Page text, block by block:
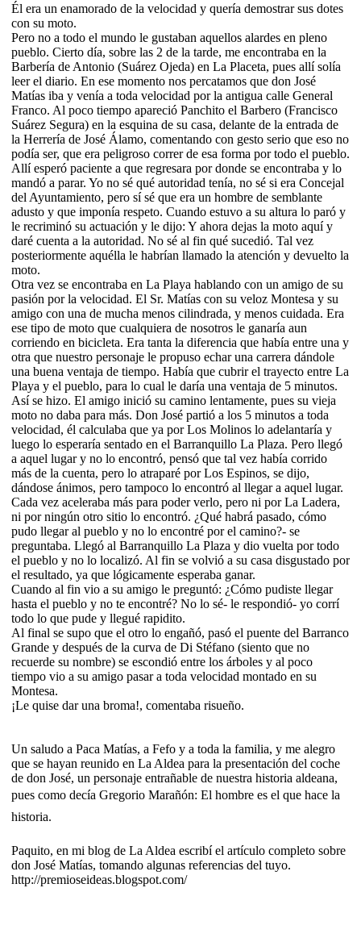
Él era un enamorado de la velocidad y quería demostrar sus dotes
con su moto.
Pero no a todo el mundo le gustaban aquellos alardes en pleno
pueblo. Cierto día, sobre las 2 de la tarde, me encontraba en la
Barbería de Antonio (Suárez Ojeda) en La Placeta, pues allí solía
leer el diario. En ese momento nos percatamos que don José
Matías iba y venía a toda velocidad por la antigua calle General
Franco. Al poco tiempo apareció Panchito el Barbero (Francisco
Suárez Segura) en la esquina de su casa, delante de la entrada de
la Herrería de José Álamo, comentando con gesto serio que eso no
podía ser, que era peligroso correr de esa forma por todo el pueblo.
Allí esperó paciente a que regresara por donde se encontraba y lo
mandó a parar. Yo no sé qué autoridad tenía, no sé si era Concejal
del Ayuntamiento, pero sí sé que era un hombre de semblante
adusto y que imponía respeto. Cuando estuvo a su altura lo paró y
le recriminó su actuación y le dijo: Y ahora dejas la moto aquí y
daré cuenta a la autoridad. No sé al fin qué sucedió. Tal vez
posteriormente aquélla le habrían llamado la atención y devuelto la
moto.
Otra vez se encontraba en La Playa hablando con un amigo de su
pasión por la velocidad. El Sr. Matías con su veloz Montesa y su
amigo con una de mucha menos cilindrada, y menos cuidada. Era
ese tipo de moto que cualquiera de nosotros le ganaría aun
corriendo en bicicleta. Era tanta la diferencia que había entre una y
otra que nuestro personaje le propuso echar una carrera dándole
una buena ventaja de tiempo. Había que cubrir el trayecto entre La
Playa y el pueblo, para lo cual le daría una ventaja de 5 minutos.
Así se hizo. El amigo inició su camino lentamente, pues su vieja
moto no daba para más. Don José partió a los 5 minutos a toda
velocidad, él calculaba que ya por Los Molinos lo adelantaría y
luego lo esperaría sentado en el Barranquillo La Plaza. Pero llegó
a aquel lugar y no lo encontró, pensó que tal vez había corrido
más de la cuenta, pero lo atraparé por Los Espinos, se dijo,
dándose ánimos, pero tampoco lo encontró al llegar a aquel lugar.
Cada vez aceleraba más para poder verlo, pero ni por La Ladera,
ni por ningún otro sitio lo encontró. ¿Qué habrá pasado, cómo
pudo llegar al pueblo y no lo encontré por el camino?- se
preguntaba. Llegó al Barranquillo La Plaza y dio vuelta por todo
el pueblo y no lo localizó. Al fin se volvió a su casa disgustado por
el resultado, ya que lógicamente esperaba ganar.
Cuando al fin vio a su amigo le preguntó: ¿Cómo pudiste llegar
hasta el pueblo y no te encontré? No lo sé- le respondió- yo corrí
todo lo que pude y llegué rapidito.
Al final se supo que el otro lo engañó, pasó el puente del Barranco
Grande y después de la curva de Di Stéfano (siento que no
recuerde su nombre) se escondió entre los árboles y al poco
tiempo vio a su amigo pasar a toda velocidad montado en su
Montesa.
¡Le quise dar una broma!, comentaba risueño.
Un saludo a Paca Matías, a Fefo y a toda la familia, y me alegro
que se hayan reunido en La Aldea para la presentación del coche
de don José, un personaje entrañable de nuestra historia aldeana,
pues como decía Gregorio Marañón: El hombre es el que hace la
historia.
Paquito, en mi blog de La Aldea escribí el artículo completo sobre
don José Matías, tomando algunas referencias del tuyo.
http://premioseideas.blogspot.com/